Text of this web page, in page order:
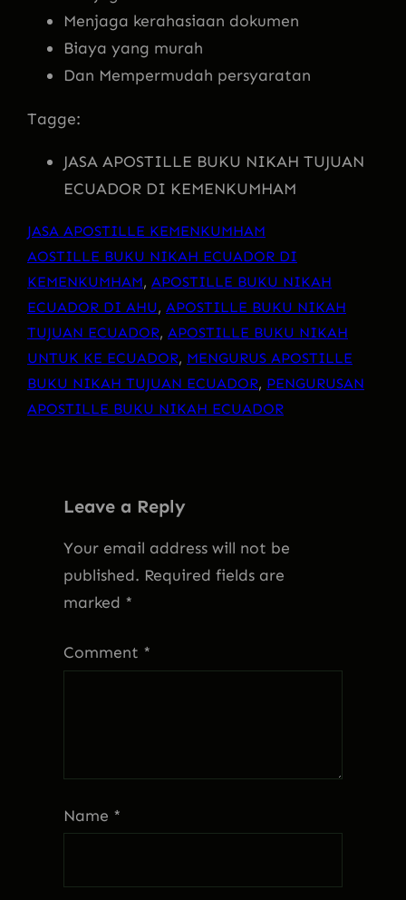
Menjaga kerahasiaan dokumen
Biaya yang murah
Dan Mempermudah persyaratan
Tagge:
JASA APOSTILLE BUKU NIKAH TUJUAN
ECUADOR DI KEMENKUMHAM
JASA APOSTILLE KEMENKUMHAM
AOSTILLE BUKU NIKAH ECUADOR DI
KEMENKUMHAM, APOSTILLE BUKU NIKAH
ECUADOR DI AHU, APOSTILLE BUKU NIKAH
TUJUAN ECUADOR, APOSTILLE BUKU NIKAH
UNTUK KE ECUADOR, MENGURUS APOSTILLE
BUKU NIKAH TUJUAN ECUADOR, PENGURUSAN
APOSTILLE BUKU NIKAH ECUADOR
Leave a Reply
Your email address will not be
published. Required fields are
marked *
Comment *
Name *